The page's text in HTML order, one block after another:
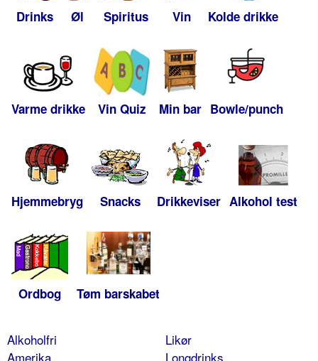
Drinks Øl Spiritus Vin Kolde drikke
Varme drikke Vin Quiz Min bar Bowle/punch
Hjemmebryg Snacks Drikkeviser Alkohol test
Ordbog Tøm barskabet
Alkoholfri
Amerika
Likør
Longdrinks